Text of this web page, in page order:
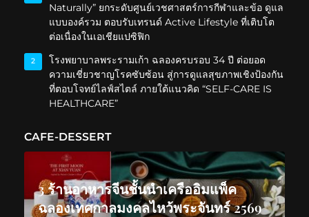
Naturally” ยกระดับศูนย์เวชศาสตร์การกีฬาและข้อ ดูแล
แบบองค์รวม ตอบรับเทรนด์ Active Lifestyle ที่เติบโต
ต่อเนื่องในเอเชียแปซิฟิก
2
โรงพยาบาลพระรามเก้า ฉลองครบรอบ 34 ปี ต่อยอด
ความเชี่ยวชาญโรคซับซ้อน สู่การดูแลสุขภาพเชิงป้องกัน
ที่ตอบโจทย์ไลฟ์สไตล์ ภายใต้แนวคิด “SELF-CARE IS
HEALTHCARE”
CAFE-DESSERT
3 ร้านอาหารจีนชั้นนำเครืออิมแพ็ค
ฉลองเทศกาลมงคลไหว้พระจันทร์ 2569